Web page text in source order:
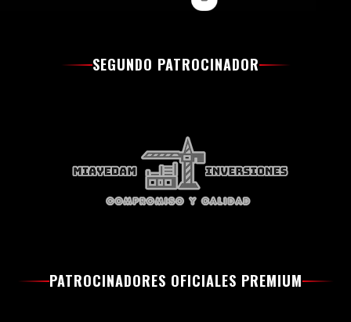
SEGUNDO PATROCINADOR
PATROCINADORES OFICIALES PREMIUM